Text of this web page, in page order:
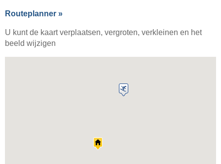
Routeplanner »
U kunt de kaart verplaatsen, vergroten, verkleinen en het
beeld wijzigen